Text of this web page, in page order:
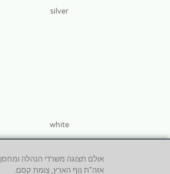
silver
white
אולם תצוגה משרדי הנהלה ומחסן
אזה"ת נוף הארץ, צומת קסם.